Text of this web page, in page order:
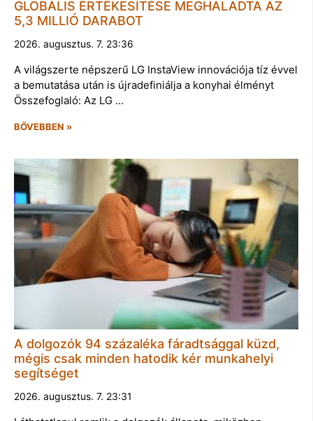
GLOBÁLIS ÉRTÉKESÍTÉSE MEGHALADTA AZ
5,3 MILLIÓ DARABOT
2026. augusztus. 7. 23:36
A világszerte népszerű LG InstaView innovációja tíz évvel
a bemutatása után is újradefiniálja a konyhai élményt
Összefoglaló: Az LG …
BŐVEBBEN »
A dolgozók 94 százaléka fáradtsággal küzd,
mégis csak minden hatodik kér munkahelyi
segítséget
2026. augusztus. 7. 23:31